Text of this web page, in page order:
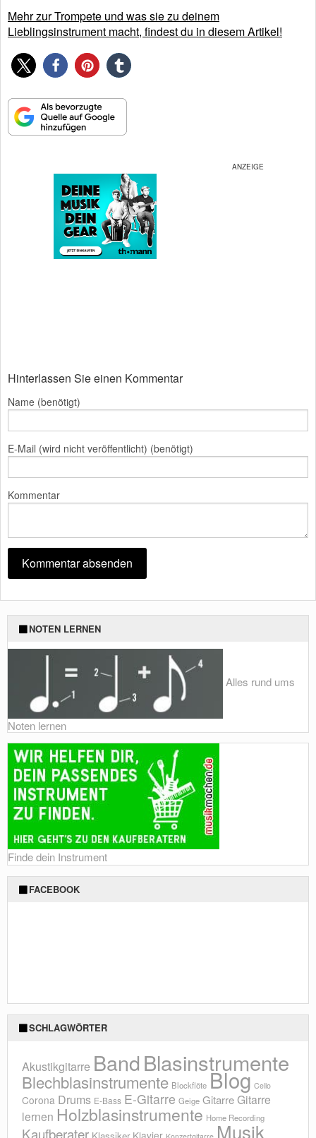
Mehr zur Trompete und was sie zu deinem
Lieblingsinstrument macht, findest du in diesem Artikel!
Hinterlassen Sie einen Kommentar
Name (benötigt)
E-Mail (wird nicht veröffentlicht) (benötigt)
Kommentar
NOTEN LERNEN
Alles rund ums
Noten lernen
Finde dein Instrument
FACEBOOK
SCHLAGWÖRTER
Akustikgitarre BandBlasinstrumente
Blechblasinstrumente Blockflöte Blog Cello
Corona Drums E-Bass E-Gitarre Geige GitarreGitarre
lernen Holzblasinstrumente Home Recording
Kaufberater Musik